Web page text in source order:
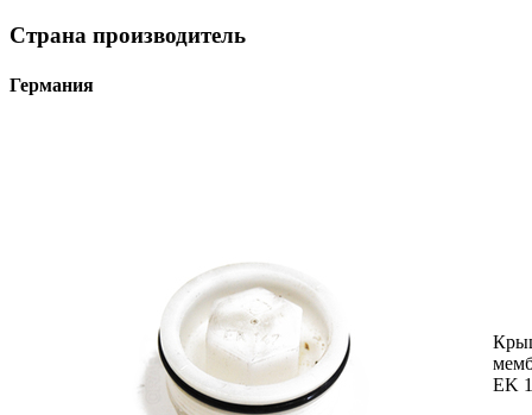
Страна производитель
Германия
EK